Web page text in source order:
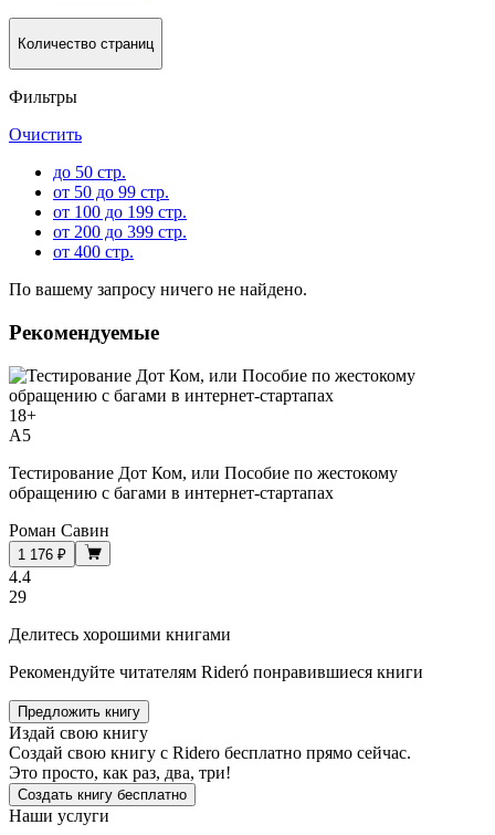
Количество страниц
Фильтры
Очистить
до 50 стр.
от 50 до 99 стр.
от 100 до 199 стр.
от 200 до 399 стр.
от 400 стр.
По вашему запросу ничего не найдено.
Рекомендуемые
18+
A5
Тестирование Дот Ком, или Пособие по жестокому
обращению с багами в интернет-стартапах
Роман Савин
1 176 ₽
4.4
29
Делитесь хорошими книгами
Рекомендуйте читателям Rideró понравившиеся книги
Предложить книгу
Издай свою книгу
Создай свою книгу с Ridero бесплатно прямо сейчас.
Это просто, как раз, два, три!
Создать книгу бесплатно
Наши услуги